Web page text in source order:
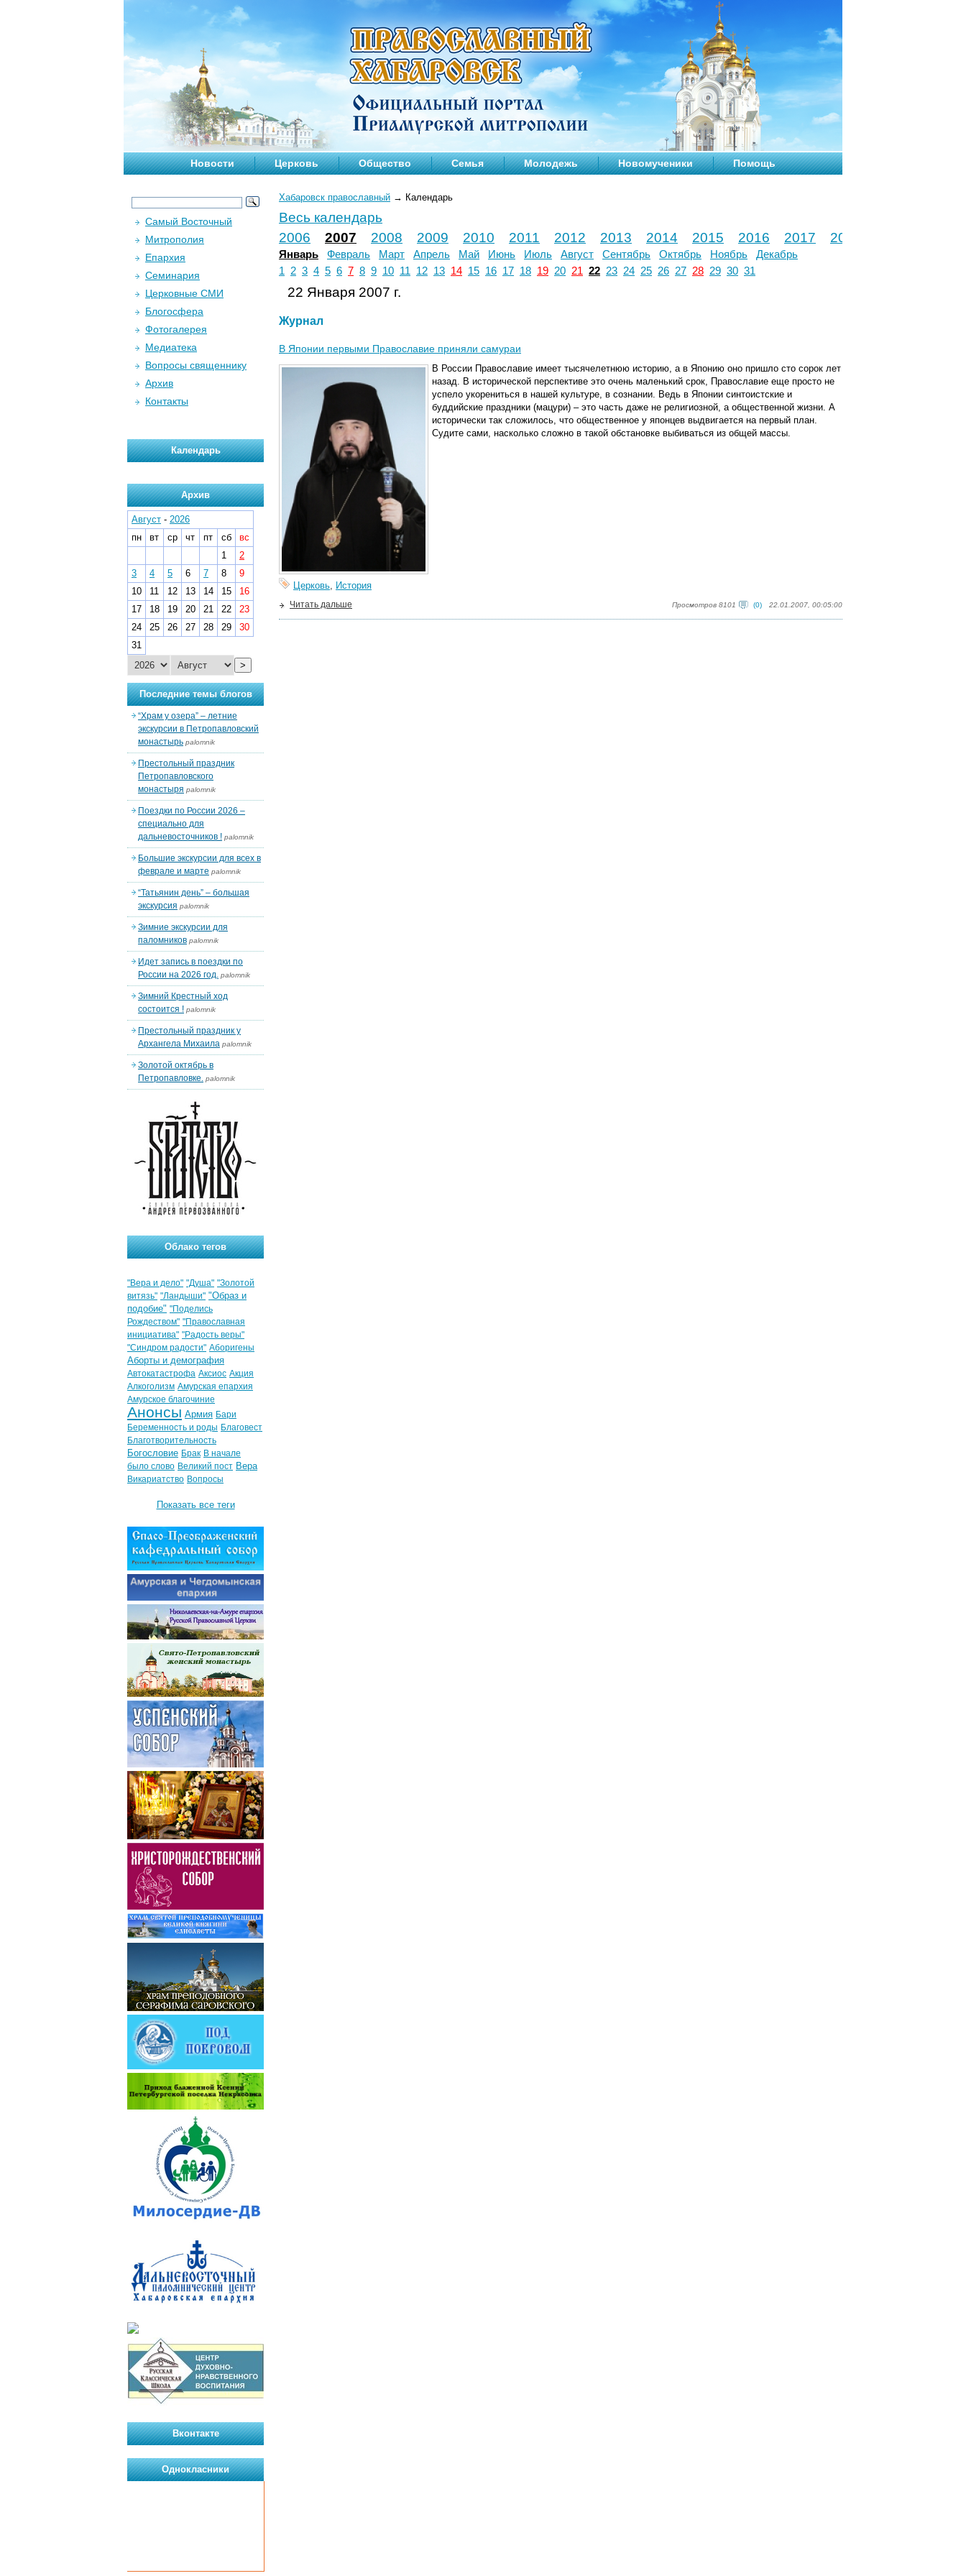
Новости Церковь Общество Семья Молодежь Новомученики Помощь
Хабаровск православный → Календарь
Весь календарь
2006
2007 2008 2009 2010 2011 2012 2013 2014 2015 2016 2017 2018
Январь Февраль Март Апрель Май Июнь Июль Август Сентябрь Октябрь Ноябрь
Декабрь
1
2 3 4 5 6 7 8 9 10 11 12 13 14 15 16 17 18 19 20 21 22 23 24 25 26 27 28 29 30 31
22 Января 2007 г.
Журнал
В Японии первыми Православие приняли самураи
В России Православие имеет тысячелетнюю историю, а в Японию оно пришло сто сорок лет
назад. В исторической перспективе это очень маленький срок, Православие еще просто не
успело укорениться в нашей культуре, в сознании. Ведь в Японии синтоистские и
буддийские праздники (мацури) – это часть даже не религиозной, а общественной жизни. А
исторически так сложилось, что общественное у японцев выдвигается на первый план.
Судите сами, насколько сложно в такой обстановке выбиваться из общей массы.
Церковь, История
Просмотров 8101 (0) 22.01.2007, 00:05:00
Читать дальше
Самый Восточный
Митрополия
Епархия
Семинария
Церковные СМИ
Блогосфера
Фотогалерея
Медиатека
Вопросы священнику
Архив
Контакты
Календарь
Архив
Август - 2026
пн
вт ср чт пт сб
вс
1
2
3
4 5 6 7 8
9
10
11 12 13 14 15
16
17
18 19 20 21 22
23
24
25 26 27 28 29
30
31
>
Последние темы блогов
“Храм у озера” – летние
экскурсии в Петропавловский
монастырь palomnik
Престольный праздник
Петропавловского
монастыря palomnik
Поездки по России 2026 –
специально для
дальневосточников ! palomnik
Большие экскурсии для всех в
феврале и марте palomnik
“Татьянин день” – большая
экскурсия palomnik
Зимние экскурсии для
паломников palomnik
Идет запись в поездки по
России на 2026 год. palomnik
Зимний Крестный ход
состоится ! palomnik
Престольный праздник у
Архангела Михаила palomnik
Золотой октябрь в
Петропавловке. palomnik
Облако тегов
"Вера и дело" "Душа" "Золотой
витязь" "Ландыши" "Образ и
подобие" "Поделись
Рождеством" "Православная
инициатива" "Радость веры"
"Синдром радости" Аборигены
Аборты и демография
Автокатастрофа Аксиос Акция
Алкоголизм Амурская епархия
Амурское благочиние
Анонсы Армия Бари
Беременность и роды Благовест
Благотворительность
Богословие Брак В начале
было слово Великий пост Вера
Викариатство Вопросы
Показать все теги
Вконтакте
Однокласники